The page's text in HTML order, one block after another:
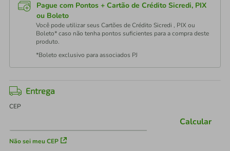
Pague com Pontos + Cartão de Crédito Sicredi, PIX
ou Boleto
Você pode utilizar seus Cartões de Crédito Sicredi , PIX ou
Boleto* caso não tenha pontos suficientes para a compra deste
produto.
*Boleto exclusivo para associados PJ
Entrega
CEP
Não sei meu CEP
Calcular